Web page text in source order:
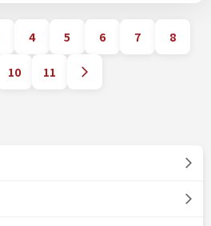
4 5 6 7 8
10 11